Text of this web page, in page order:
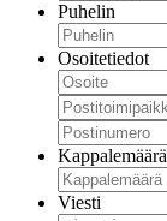
Puhelin
Osoitetiedot
Kappalemäärä
Viesti